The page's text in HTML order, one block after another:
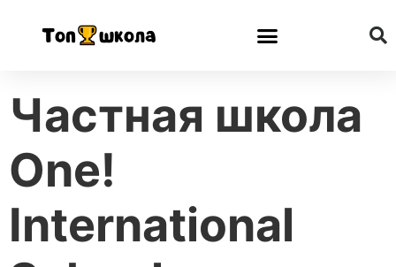
Частная школа
One!
International